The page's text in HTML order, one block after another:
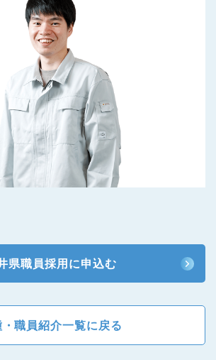
県職員採用に申込む
職員紹介一覧に戻る